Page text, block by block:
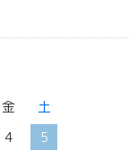
金
土
4
5